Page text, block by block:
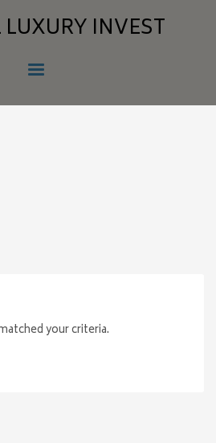
your criteria.